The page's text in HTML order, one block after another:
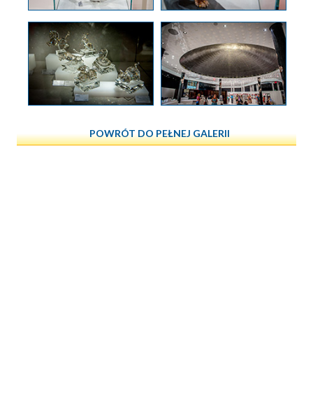
POWRÓT DO PEŁNEJ GALERII